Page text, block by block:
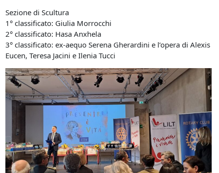
Sezione di Scultura
1° classificato: Giulia Morrocchi
2° classificato: Hasa Anxhela
3° classificato: ex-aequo Serena Gherardini e l’opera di Alexis
Eucen, Teresa Jacini e Ilenia Tucci